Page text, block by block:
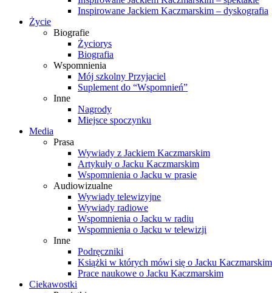
Inspirowane Jackiem Kaczmarskim – dyskografia
Życie
Biografie
Życiorys
Biografia
Wspomnienia
Mój szkolny Przyjaciel
Suplement do “Wspomnień”
Inne
Nagrody
Miejsce spoczynku
Media
Prasa
Wywiady z Jackiem Kaczmarskim
Artykuły o Jacku Kaczmarskim
Wspomnienia o Jacku w prasie
Audiowizualne
Wywiady telewizyjne
Wywiady radiowe
Wspomnienia o Jacku w radiu
Wspomnienia o Jacku w telewizji
Inne
Podręczniki
Książki w których mówi się o Jacku Kaczmarskim
Prace naukowe o Jacku Kaczmarskim
Ciekawostki